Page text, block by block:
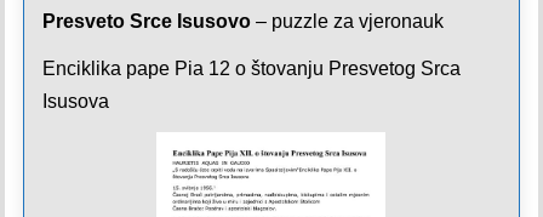
Presveto Srce Isusovo – puzzle za vjeronauk
Enciklika pape Pia 12 o štovanju Presvetog Srca
Isusova